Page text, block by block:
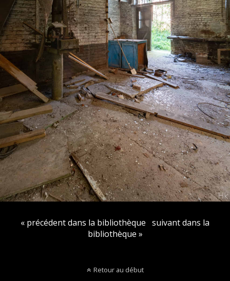
« précédent dans la bibliothèque suivant dans la
bibliothèque »
Retour au début